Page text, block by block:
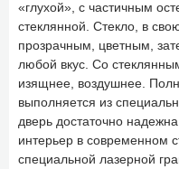
«глухой», с частичным
стеклянной. Стекло, в
прозрачным, цветным,
любой вкус. Со
изящнее, воздушнее.
выполняется из
дверь достаточно
интерьер в современном
специальной лазерной